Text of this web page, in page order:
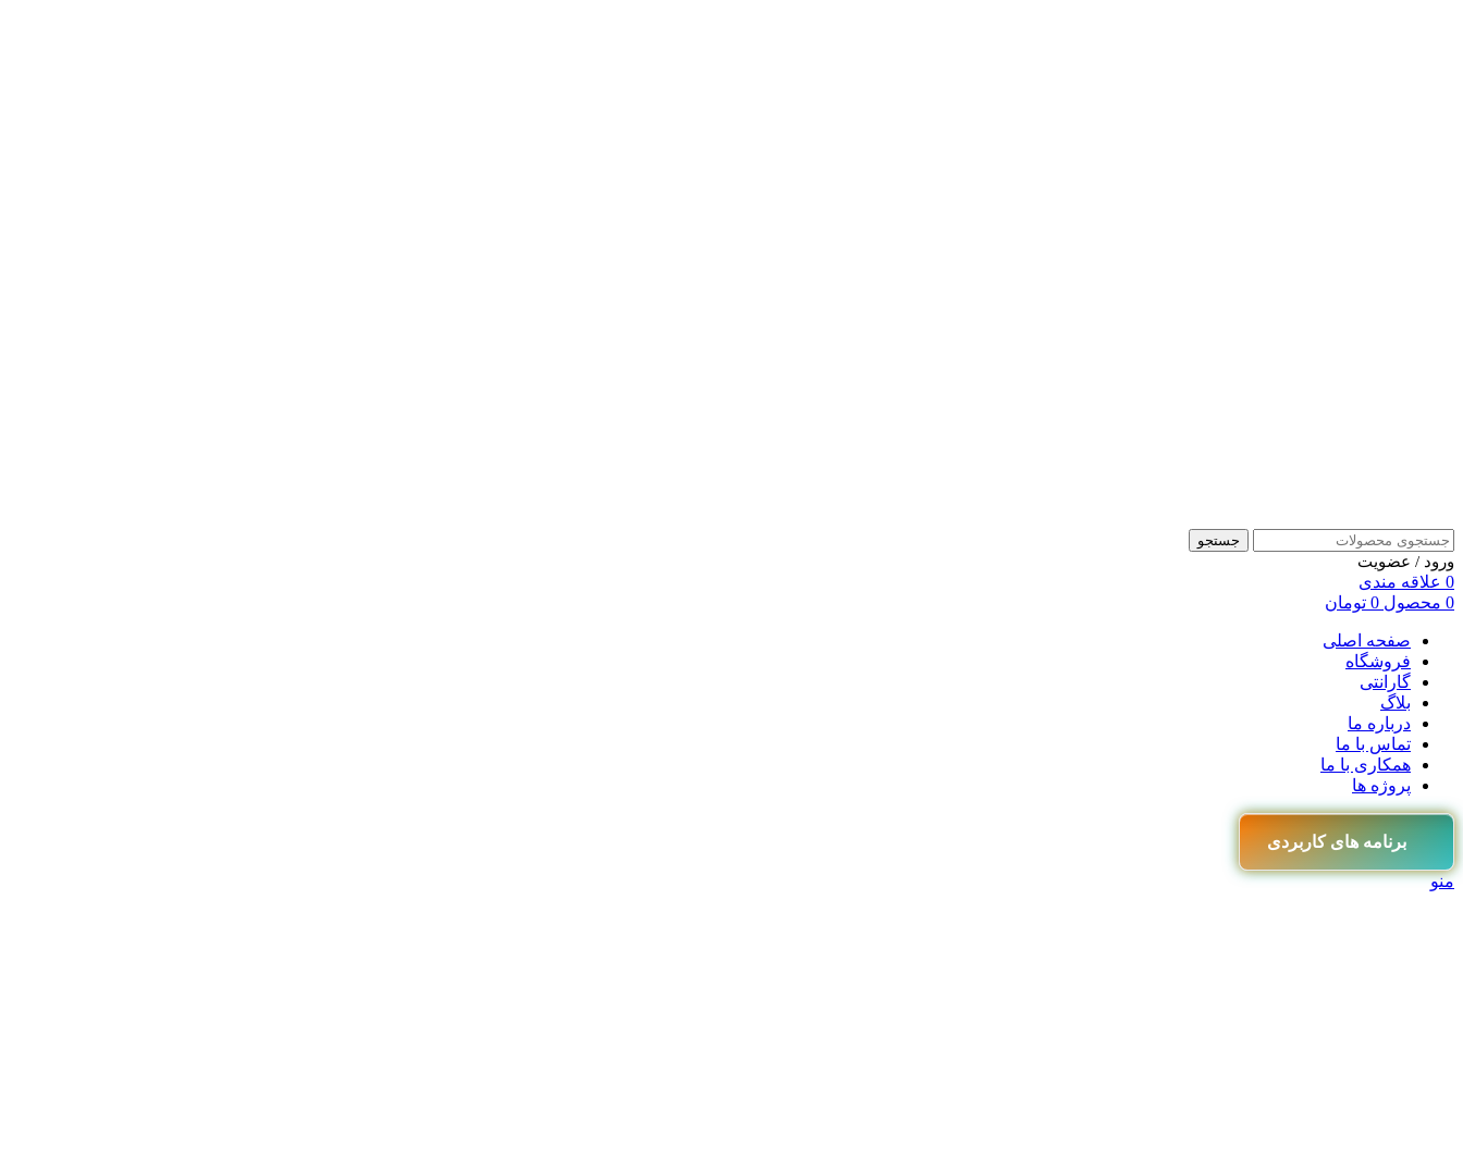
جستجو
ورود / عضویت
0 علاقه مندی
0 محصول 0 تومان
صفحه اصلی
فروشگاه
گارانتی
بلاگ
درباره ما
تماس با ما
همکاری با ما
پروژه ها
برنامه های کاربردی
منو